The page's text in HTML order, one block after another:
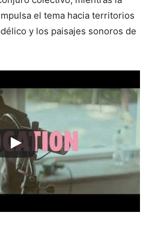
el tema hacia territorios
y los paisajes sonoros de